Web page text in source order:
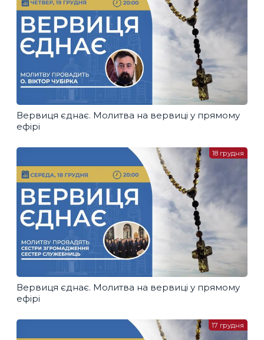
Вервиця єднає. Молитва на вервиці у прямому
ефірі
Вервиця єднає. Молитва на вервиці у прямому
ефірі
18 грудня
17 грудня